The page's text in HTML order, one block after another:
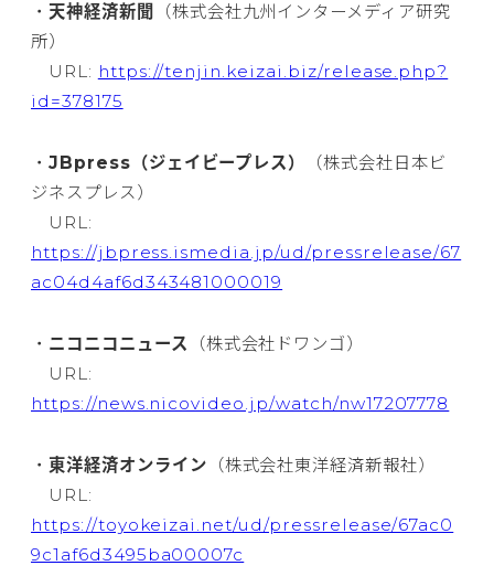
・ 天神経済新聞
（株式会社九州インターメディア研究
所）
URL: https://tenjin.keizai.biz/release.php?
id=378175
・ JBpress（ジェイビープレス）
（株式会社日本ビ
ジネスプレス）
URL:
https://jbpress.ismedia.jp/ud/pressrelease/67
ac04d4af6d343481000019
・ ニコニコニュース （株式会社ドワンゴ）
URL:
https://news.nicovideo.jp/watch/nw17207778
・ 東洋経済オンライン （株式会社東洋経済新報社）
URL:
https://toyokeizai.net/ud/pressrelease/67ac0
9c1af6d3495ba00007c